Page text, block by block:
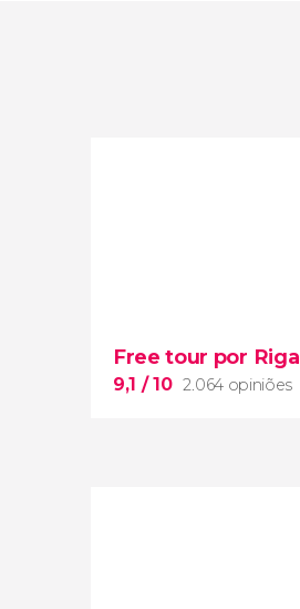
Free tour por Riga
9,1 / 10 2.064 opiniões